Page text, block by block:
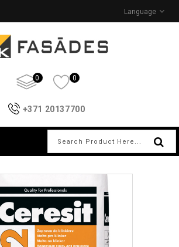
Language
0 0
+371 20137700